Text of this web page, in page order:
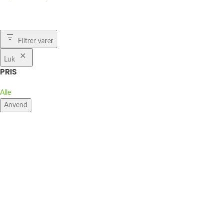
Filtrer varer
Luk
PRIS
Alle
Anvend